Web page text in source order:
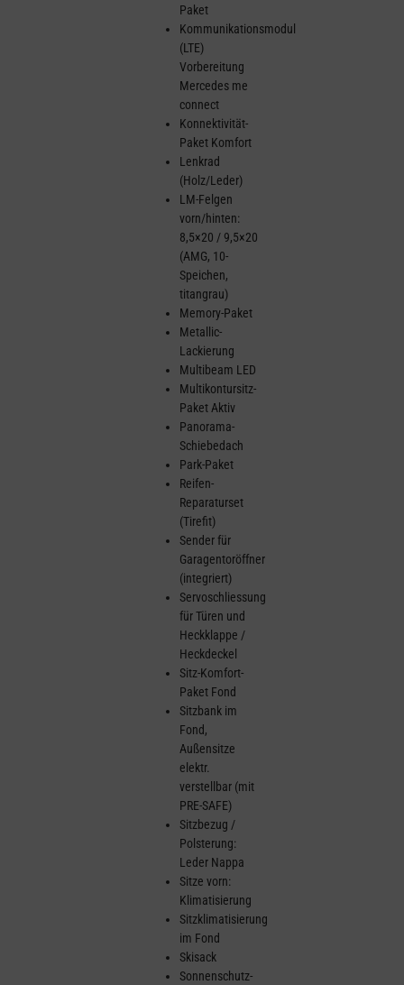
Paket
Kommunikationsmodul
(LTE)
Vorbereitung
Mercedes me
connect
Konnektivität-
Paket Komfort
Lenkrad
(Holz/Leder)
LM-Felgen
vorn/hinten:
8,5×20 / 9,5×20
(AMG, 10-
Speichen,
titangrau)
Memory-Paket
Metallic-
Lackierung
Multibeam LED
Multikontursitz-
Paket Aktiv
Panorama-
Schiebedach
Park-Paket
Reifen-
Reparaturset
(Tirefit)
Sender für
Garagentoröffner
(integriert)
Servoschliessung
für Türen und
Heckklappe /
Heckdeckel
Sitz-Komfort-
Paket Fond
Sitzbank im
Fond,
Außensitze
elektr.
verstellbar (mit
PRE-SAFE)
Sitzbezug /
Polsterung:
Leder Nappa
Sitze vorn:
Klimatisierung
Sitzklimatisierung
im Fond
Skisack
Sonnenschutz-